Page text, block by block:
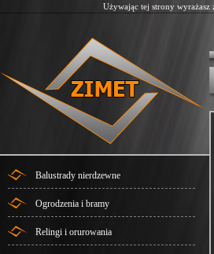
Używając tej strony
Balustrady nierdzewne
Ogrodzenia i bramy
Relingi i orurowania